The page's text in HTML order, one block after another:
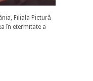
Filiala Pictură
în etermitate a